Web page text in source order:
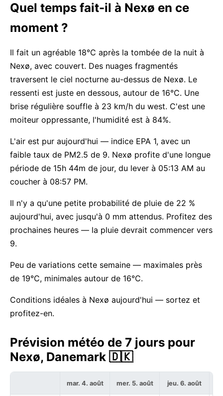
Quel temps fait-il à Nexø en ce
moment ?
Il fait un agréable 18°C après la tombée de la nuit à
Nexø, avec couvert. Des nuages fragmentés
traversent le ciel nocturne au-dessus de Nexø. Le
ressenti est juste en dessous, autour de 16°C. Une
brise régulière souffle à 23 km/h du west. C'est une
moiteur oppressante, l'humidité est à 84%.
L'air est pur aujourd'hui — indice EPA 1, avec un
faible taux de PM2.5 de 9. Nexø profite d'une longue
période de 15h 44m de jour, du lever à 05:13 AM au
coucher à 08:57 PM.
Il n'y a qu'une petite probabilité de pluie de 22 %
aujourd'hui, avec jusqu'à 0 mm attendus. Profitez des
prochaines heures — la pluie devrait commencer vers
9.
Peu de variations cette semaine — maximales près
de 19°C, minimales autour de 16°C.
Conditions idéales à Nexø aujourd'hui — sortez et
profitez-en.
Prévision météo de 7 jours pour
Nexø, Danemark 🇩🇰
mar. 4. août mer. 5. août jeu. 6. août